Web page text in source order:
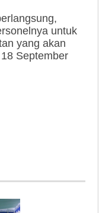
untuk
yang akan
September